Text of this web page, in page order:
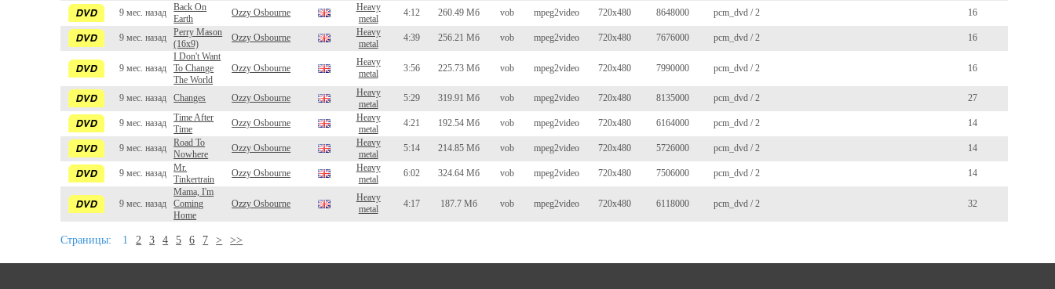
9 мес. назад
Back On
Earth
Ozzy Osbourne
Heavy
metal
4:12 260.49 Мб vob mpeg2video 720x480 8648000 pcm_dvd / 2 16
9 мес. назад
Perry Mason
(16x9)
Ozzy Osbourne
Heavy
metal
4:39 256.21 Мб vob mpeg2video 720x480 7676000 pcm_dvd / 2 16
9 мес. назад
I Don't Want
To Change
The World
Ozzy Osbourne
Heavy
metal
3:56 225.73 Мб vob mpeg2video 720x480 7990000 pcm_dvd / 2 16
9 мес. назад Changes Ozzy Osbourne
Heavy
metal
5:29 319.91 Мб vob mpeg2video 720x480 8135000 pcm_dvd / 2 27
9 мес. назад
Time After
Time
Ozzy Osbourne
Heavy
metal
4:21 192.54 Мб vob mpeg2video 720x480 6164000 pcm_dvd / 2 14
9 мес. назад
Road To
Nowhere
Ozzy Osbourne
Heavy
metal
5:14 214.85 Мб vob mpeg2video 720x480 5726000 pcm_dvd / 2 14
9 мес. назад
Mr.
Tinkertrain
Ozzy Osbourne
Heavy
metal
6:02 324.64 Мб vob mpeg2video 720x480 7506000 pcm_dvd / 2 14
9 мес. назад
Mama, I'm
Coming
Home
Ozzy Osbourne
Heavy
metal
4:17 187.7 Мб vob mpeg2video 720x480 6118000 pcm_dvd / 2 32
Страницы: 1 2 3 4 5 6 7 > >>